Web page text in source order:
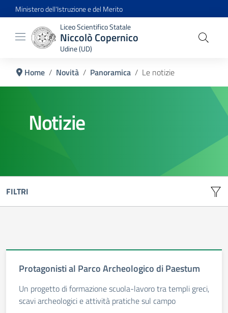
Ministero dell'Istruzione e del Merito
Liceo Scientifico Statale
Niccolò Copernico
Udine (UD)
Home Novità Panoramica Le notizie
Notizie
FILTRI
Protagonisti al Parco Archeologico di Paestum
Un progetto di formazione scuola-lavoro tra templi greci,
scavi archeologici e attività pratiche sul campo